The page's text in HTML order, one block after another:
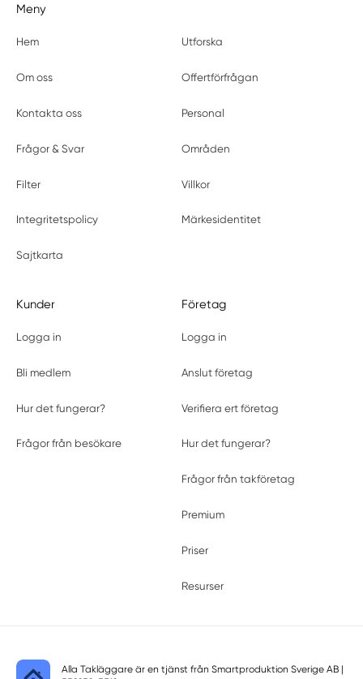
Meny
Hem Utforska
Om oss Offertförfrågan
Kontakta oss Personal
Frågor & Svar Områden
Filter Villkor
Integritetspolicy Märkesidentitet
Sajtkarta
Kunder
Logga in
Bli medlem
Hur det fungerar?
Frågor från besökare
Företag
Logga in
Anslut företag
Verifiera ert företag
Hur det fungerar?
Frågor från takföretag
Premium
Priser
Resurser
Alla Takläggare är en tjänst från Smartproduktion Sverige AB|